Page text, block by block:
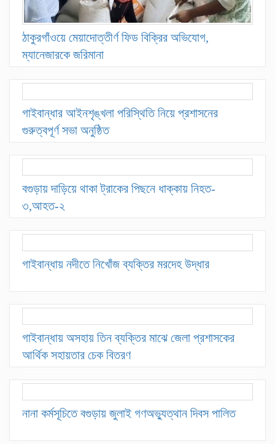
ঠাকুরগাঁওয়ে মেয়াদোত্তীর্ণ ফিড বিক্রির অভিযোগ,
ম্যানেজারকে জরিমানা
গাইবান্ধার আইনশৃঙ্খলা পরিস্থিতি নিয়ে প্রশাসনের
গুরুত্বপূর্ণ সভা অনুষ্ঠিত
বগুড়ায় দাড়িয়ে থাকা ট্রাকের পিছনে ধাক্কায় নিহত-
৩,আহত-২
গাইবান্ধায় নদীতে নিখোঁজ ব্যক্তির মরদেহ উদ্ধার
গাইবান্ধায় অসহায় তিন ব্যক্তির মাঝে জেলা প্রশাসকের
আর্থিক সহায়তার চেক বিতরণ
নানা কর্মসূচিতে বগুড়ায় জুলাই গণঅভ্যুত্থান দিবস পালিত